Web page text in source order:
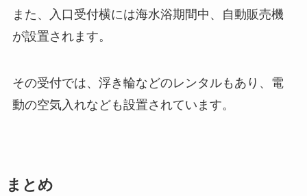
また、入口受付横には海水浴期間中、自動販売機
が設置されます。
その受付では、浮き輪などのレンタルもあり、電
動の空気入れなども設置されています。
まとめ